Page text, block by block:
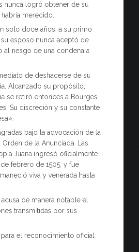
nunca logró obtener de su
merecido.
solo doce años, a su primo
su esposo nunca aceptó de
al riesgo de una condena a
de deshacerse de su
Alcanzado su propósito,
se retiró entonces a Bourges,
Su discreción y su constante
bajo la advocación de la
de la Anunciada. Las
Juana ingresó oficialmente
febrero de 1505, y fue
viva y venerada hasta
de manera notable el
transmitidas por sus
el reconocimiento oficial: